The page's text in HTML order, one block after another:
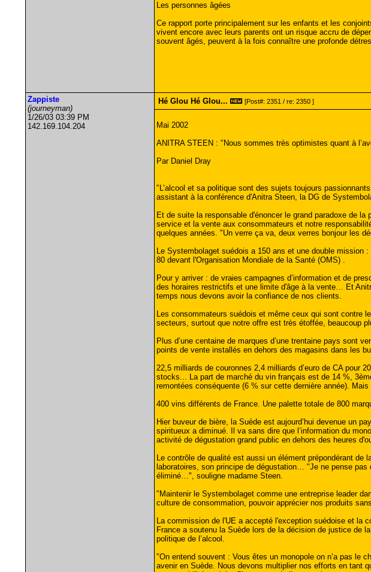
Les personnes âgées
Ce rapport porte principalement sur les enfants et les
vivent encore avec leurs parents ont un risque accru de
souvent âgés, peuvent à la fois connaître une profonde
Zappiste
(journeyman)
1/26/03 03:39 PM
142.169.104.204
Hé Glou Hé Glou... [Post#: 2351 / re: 2350 ]
Mai 2002
ANITRA STEEN : "Nous sommes très optimistes quant à
Par Daniel Dray
"L’alcool et sa politique sont des sujets toujours
assistant à la conférence d'Anitra Steen, la DG de
Et de suite la responsable d'énoncer le grand paradoxe de
service et la vente aux consommateurs et notre
quelques années. "Un verre ça va, deux verres bonjour les
Le Systembolaget suédois a 150 ans et une double
80 devant l'Organisation Mondiale de la Santé (OMS) .
Pour y arriver : de vraies campagnes d’information et de
des horaires restrictifs et une limite d'âge à la vente… Et
temps nous devons avoir la confiance de nos clients.
Les consommateurs suédois et même ceux qui sont contre
secteurs, surtout que notre offre est très étoffée, beaucoup
Plus d’une centaine de marques d’une trentaine pays sont
points de vente installés en dehors des magasins dans les
22,5 milliards de couronnes 2,4 milliards d’euro de CA pour
stocks... La part de marché du vin français est de 14 %,
remontées conséquente (6 % sur cette dernière année).
400 vins différents de France. Une palette totale de 800
Hier buveur de bière, la Suède est aujourd’hui devenue un
spiritueux a diminué. Il va sans dire que l’information du
activité de dégustation grand public en dehors des heures
Le contrôle de qualité est aussi un élément prépondérant
laboratoires, son principe de dégustation… "Je ne pense
éliminé…", souligne madame Steen.
"Maintenir le Systembolaget comme une entreprise leader
culture de consommation, pouvoir apprécier nos produits
La commission de l'UE a accepté l'exception suédoise et la
France a soutenu la Suède lors de la décision de justice de
politique de l’alcool.
"On entend souvent : Vous êtes un monopole on n’a pas le
avenir en Suède. Nous devons multiplier nos efforts en tant